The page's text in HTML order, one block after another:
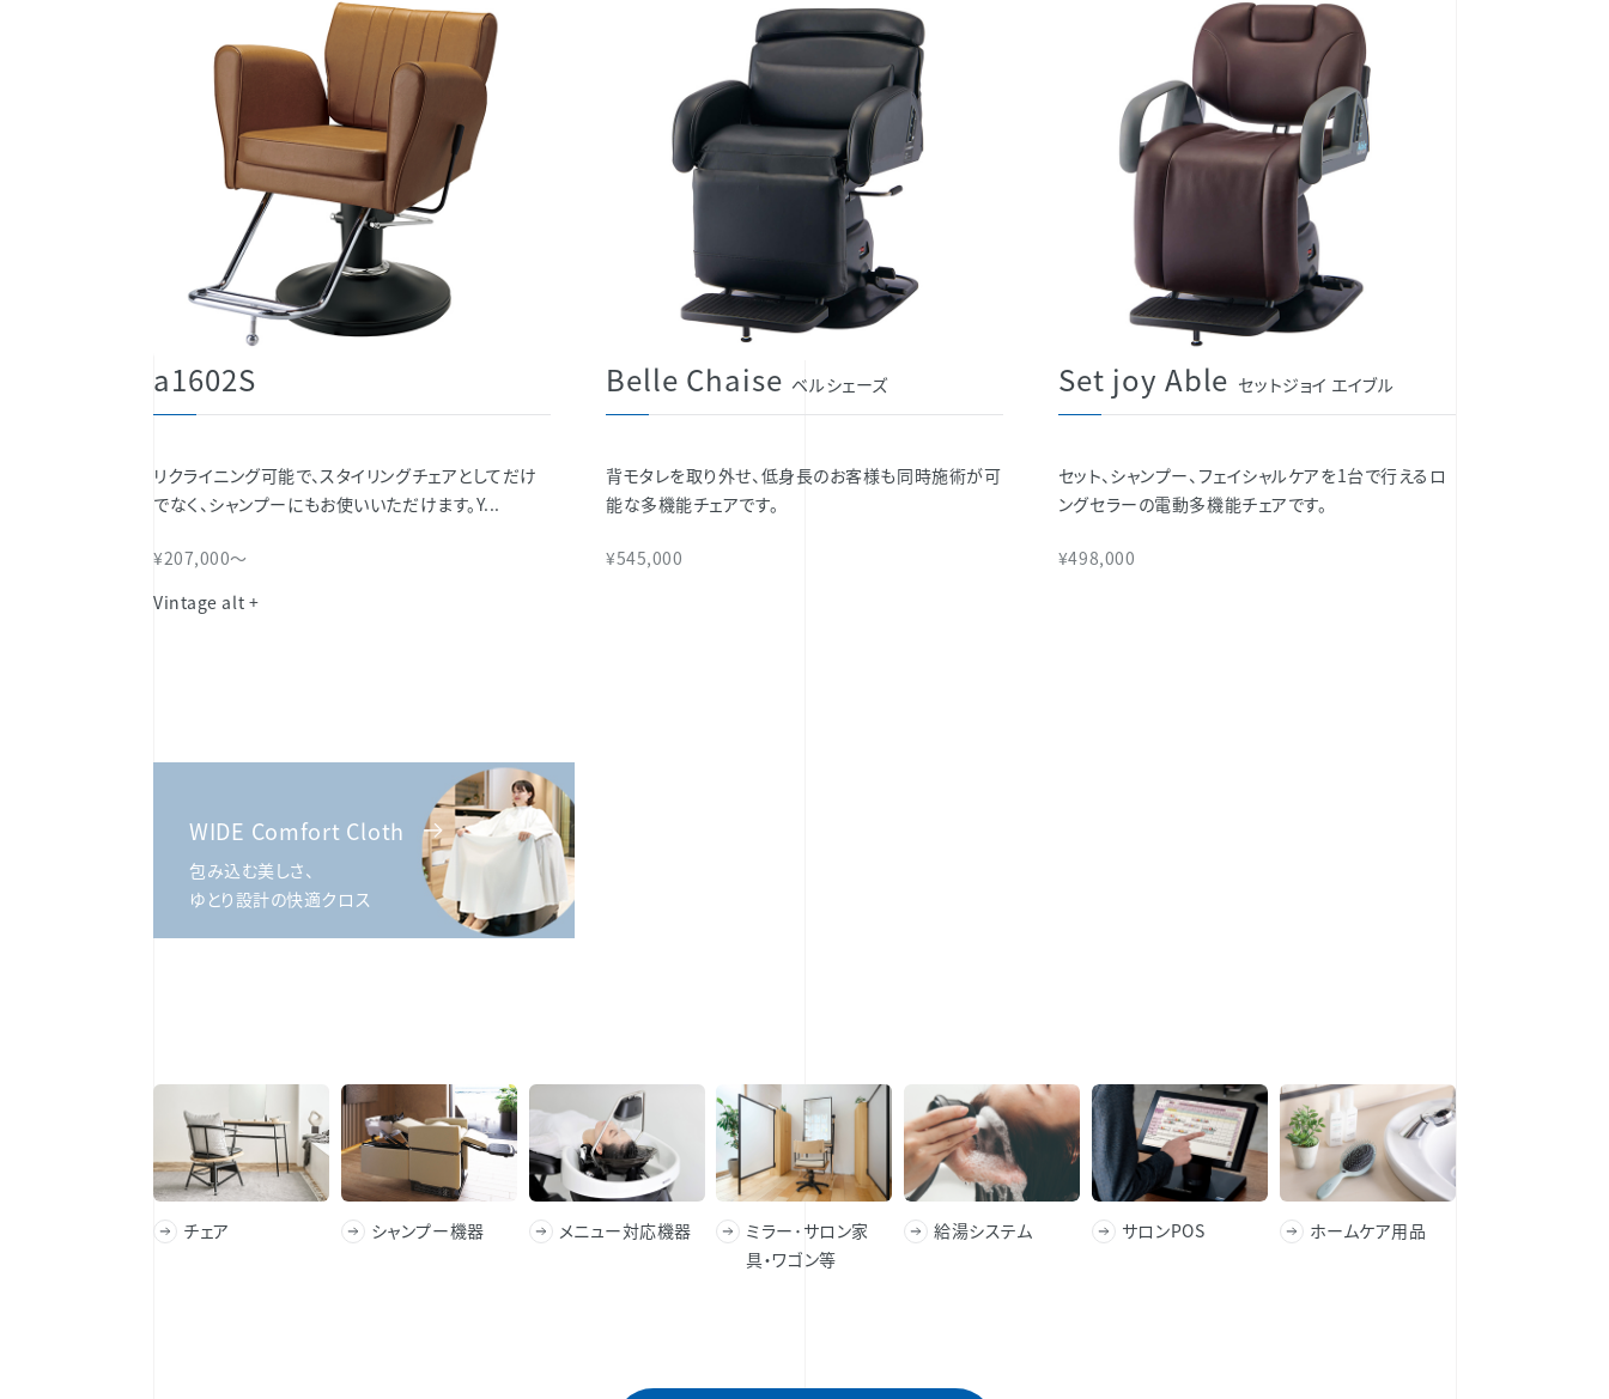
a1602S
リクライニング可能で、スタイリングチェアとしてだけ
でなく、シャンプーにもお使いいただけます。Y...
¥207,000～
Vintage alt +
Belle Chaise ベルシェーズ
背モタレを取り外せ、低身長のお客様も同時施術が可
能な多機能チェアです。
¥545,000
Set joy Able セットジョイ エイブル
セット、シャンプー、フェイシャルケアを1台で行えるロ
ングセラーの電動多機能チェアです。
¥498,000
WIDE Comfort Cloth
包み込む美しさ、
ゆとり設計の快適クロス
チェア シャンプー機器 メニュー対応機器
ミラー･サロン家
具・ワゴン等
給湯システム サロンPOS ホームケア用品